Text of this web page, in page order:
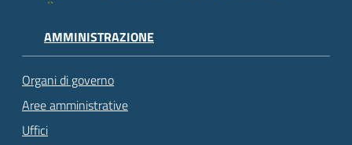
AMMINISTRAZIONE
Organi di governo
Aree amministrative
Uffici